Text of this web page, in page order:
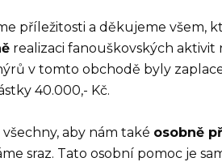
příležitosti a děkujeme všem,
realizaci fanouškovských
v tomto obchodě byly
40.000,- Kč.
aby nám také osobně
sraz. Tato osobní pomoc je